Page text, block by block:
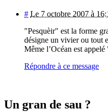
# Le 7 octobre 2007 à
"Pesquèir" est la forme
désigne un vivier ou tout
Même l’Océan est
Répondre à ce message
Un gran de sau ?